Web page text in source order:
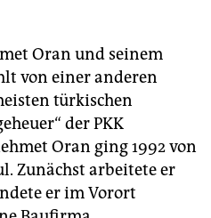
Oran und seinem
von einer anderen
türkischen
der PKK
Oran ging 1992 von
Zunächst arbeitete er
er im Vorort